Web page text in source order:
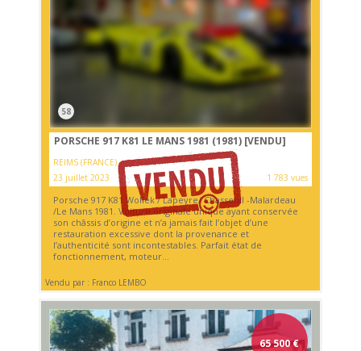
58
PORSCHE 917 K81 LE MANS 1981 (1981) [VENDU]
REIMS (FRANCE)
23 juillet 2023
1 783 vues
Porsche 917 K81 Wollek / Lapeyre/ Chasseuil -Malardeau
/Le Mans 1981. Voiture originale unique ayant conservée
son châssis d’origine et n’a jamais fait l’objet d’une
restauration excessive dont la provenance et
l’authenticité sont incontestables. Parfait état de
fonctionnement, moteur...
Vendu par : Franco LEMBO
65 500€